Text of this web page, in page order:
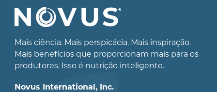
Mais ciência. Mais perspicácia. Mais inspiração.
Mais benefícios que proporcionam mais para os
produtores. Isso é nutrição inteligente.
Novus International, Inc.